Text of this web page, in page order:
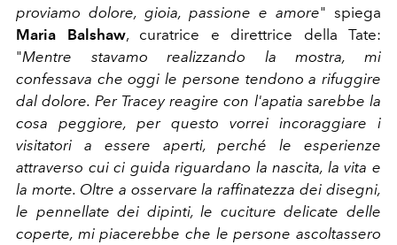
proviamo dolore, gioia, passione e amore" spiega
Maria Balshaw, curatrice e direttrice della Tate:
"Mentre stavamo realizzando la mostra, mi
confessava che oggi le persone tendono a rifuggire
dal dolore. Per Tracey reagire con l'apatia sarebbe la
cosa peggiore, per questo vorrei incoraggiare i
visitatori a essere aperti, perché le esperienze
attraverso cui ci guida riguardano la nascita, la vita e
la morte. Oltre a osservare la raffinatezza dei disegni,
le pennellate dei dipinti, le cuciture delicate delle
coperte, mi piacerebbe che le persone ascoltassero